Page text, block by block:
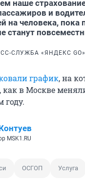
наше
и
на человека, пока
станут
СЛУЖБА «ЯНДЕКС GO»
график, на
как в Москве
году.
MSK1.RU
ОСГОП Услуга